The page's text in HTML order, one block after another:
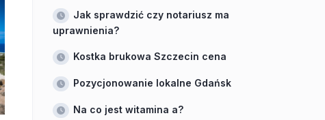
Jak sprawdzić czy notariusz ma
uprawnienia?
Kostka brukowa Szczecin cena
Pozycjonowanie lokalne Gdańsk
Na co jest witamina a?